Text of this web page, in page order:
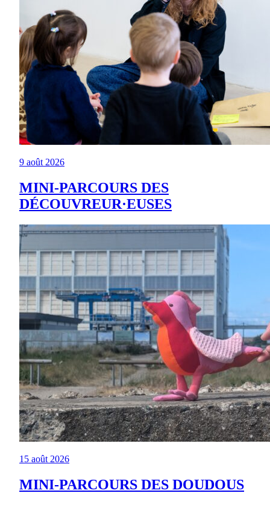
9 août 2026
MINI-PARCOURS DES
DÉCOUVREUR·EUSES
15 août 2026
MINI-PARCOURS DES DOUDOUS